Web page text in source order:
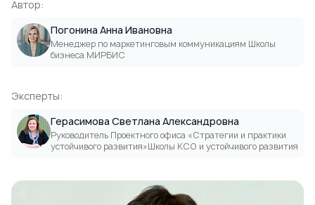
Автор:
Погонина Анна Ивановна
Менеджер по маркетинговым коммуникациям Школы
бизнеса МИРБИС
Эксперты:
Герасимова Светлана Александровна
Руководитель Проектного офиса «Стратегии и практики
устойчивого развития»Школы КСО и устойчивого развития